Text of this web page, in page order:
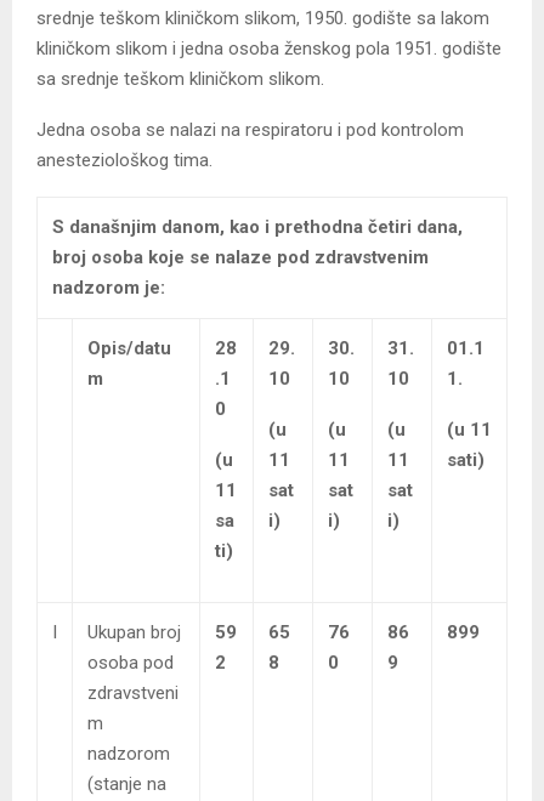
srednje teškom kliničkom slikom, 1950. godište sa lakom
kliničkom slikom i jedna osoba ženskog pola 1951. godište
sa srednje teškom kliničkom slikom.
Jedna osoba se nalazi na respiratoru i pod kontrolom
anesteziološkog tima.
S današnjim danom, kao i prethodna četiri dana,
broj osoba koje se nalaze pod zdravstvenim
nadzorom je:
Opis/datu
m
28
.1
0
(u
11
sa
ti)
29.
10
(u
11
sat
i)
30.
10
(u
11
sat
i)
31.
10
(u
11
sat
i)
01.1
1.
(u 11
sati)
I
Ukupan broj
osoba pod
zdravstveni
m
nadzorom
(stanje na
59
2
65
8
76
0
86
9
899